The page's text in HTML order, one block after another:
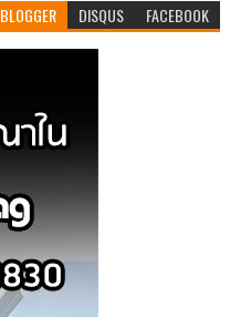
BLOGGER DISQUS FACEBOOK